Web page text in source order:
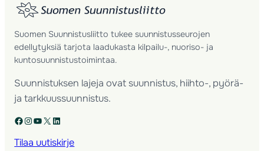
Suomen Suunnistusliitto tukee suunnistusseurojen
edellytyksiä tarjota laadukasta kilpailu-, nuoriso- ja
kuntosuunnistustoimintaa.
Suunnistuksen lajeja ovat suunnistus, hiihto-, pyörä-
ja tarkkuussuunnistus.
Facebook Instagram YouTube X LinkedIn
Tilaa uutiskirje